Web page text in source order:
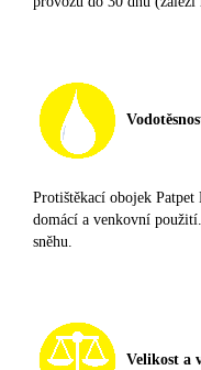
Protištěkací obojek
domácí a venkovní
sněhu.
Velikost a